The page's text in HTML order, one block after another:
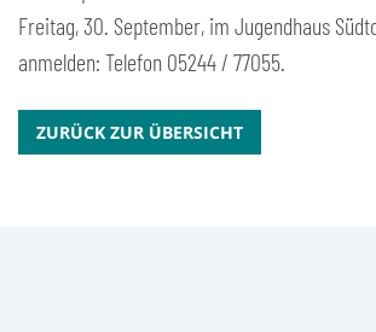
Freitag, 30. September, im Jugendhaus
anmelden: Telefon 05244 / 77055.
ZURÜCK ZUR ÜBERSICHT